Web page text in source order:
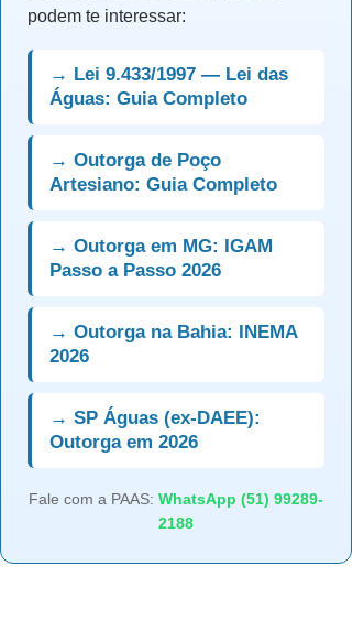
podem te interessar:
→ Lei 9.433/1997 — Lei das
Águas: Guia Completo
→ Outorga de Poço
Artesiano: Guia Completo
→ Outorga em MG: IGAM
Passo a Passo 2026
→ Outorga na Bahia: INEMA
2026
→ SP Águas (ex-DAEE):
Outorga em 2026
Fale com a PAAS: WhatsApp (51) 99289-
2188